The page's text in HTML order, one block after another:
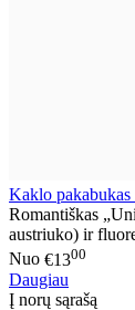
Kaklo
Romantiškas
austriuko) ir
Nuo €1300
Daugiau
Į norų sąrašą